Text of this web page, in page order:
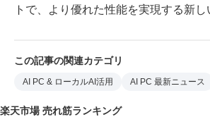
トで、より優れた性能を実現する新し
この記事の関連カテゴリ
AI PC & ローカルAI活用 AI PC 最新ニュース
楽天市場 売れ筋ランキング